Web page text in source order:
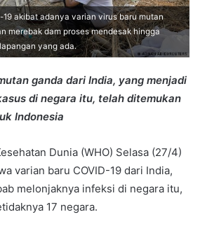
akibat adanya varian virus baru mutan
merebak dam proses mendesak hingga
yang ada.
ganda dari India, yang menjadi
di negara itu, telah ditemukan
Indonesia
Dunia (WHO) Selasa (27/4)
varian baru COVID-19 dari India,
melonjaknya infeksi di negara itu,
17 negara.